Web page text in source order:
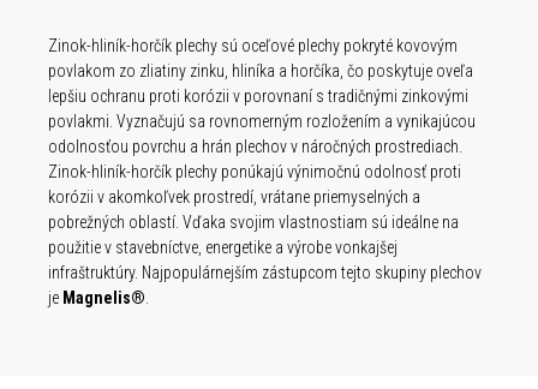
Zinok-hliník-horčík plechy sú oceľové plechy pokryté kovovým
povlakom zo zliatiny zinku, hliníka a horčíka, čo poskytuje oveľa
lepšiu ochranu proti korózii v porovnaní s tradičnými zinkovými
povlakmi. Vyznačujú sa rovnomerným rozložením a vynikajúcou
odolnosťou povrchu a hrán plechov v náročných prostrediach.
Zinok-hliník-horčík plechy ponúkajú výnimočnú odolnosť proti
korózii v akomkoľvek prostredí, vrátane priemyselných a
pobrežných oblastí. Vďaka svojim vlastnostiam sú ideálne na
použitie v stavebníctve, energetike a výrobe vonkajšej
infraštruktúry. Najpopulárnejším zástupcom tejto skupiny plechov
je Magnelis®